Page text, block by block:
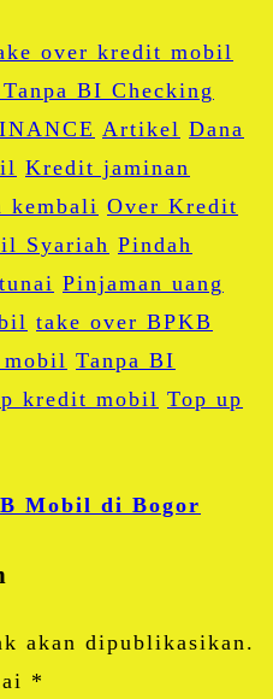
Artikel Dana
Kredit jaminan
kembali Over Kredit
Syariah Pindah
Pinjaman uang
take over BPKB
Tanpa BI
kredit mobil Top up
Mobil di Bogor
akan dipublikasikan.
*